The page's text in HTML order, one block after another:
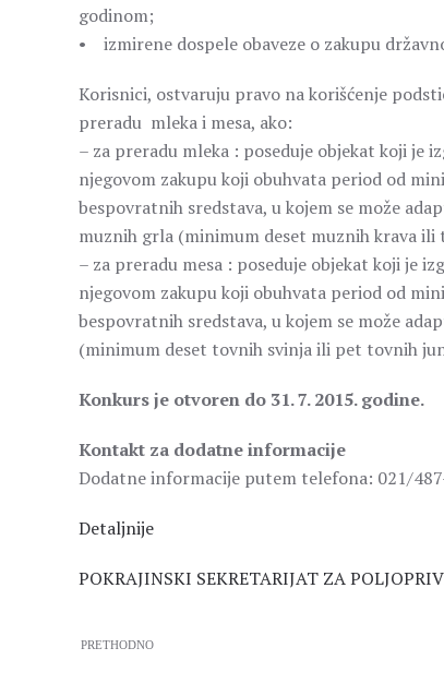
godinom;
• izmirene dospele obaveze o zakupu
Korisnici, ostvaruju pravo na korišćenje
preradu mleka i mesa, ako:
– za preradu mleka : poseduje objekat koji je
njegovom zakupu koji obuhvata period od
bespovratnih sredstava, u kojem se može
muznih grla (minimum deset muznih krava
– za preradu mesa : poseduje objekat koji je
njegovom zakupu koji obuhvata period od
bespovratnih sredstava, u kojem se može
(minimum deset tovnih svinja ili pet tovnih
Konkurs je otvoren do 31. 7. 2015. godine.
Kontakt za dodatne informacije
Dodatne informacije putem telefona: 021/
Detaljnije
POKRAJINSKI SEKRETARIJAT ZA
PRETHODNO